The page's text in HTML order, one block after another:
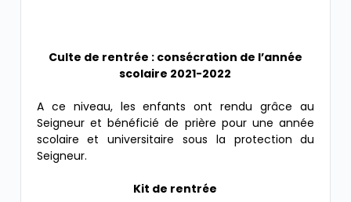
Culte de rentrée : consécration de l’année
scolaire 2021-2022
A ce niveau, les enfants ont rendu grâce au
Seigneur et bénéficié de prière pour une année
scolaire et universitaire sous la protection du
Seigneur.
Kit de rentrée